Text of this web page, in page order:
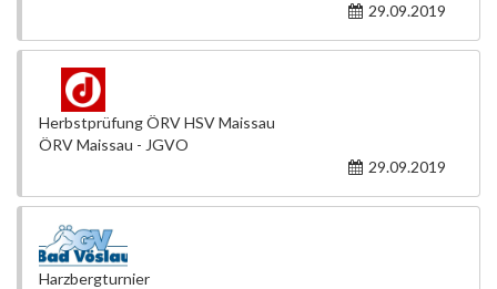
29.09.2019
Herbstprüfung ÖRV HSV Maissau
ÖRV Maissau - JGVO
29.09.2019
Harzbergturnier